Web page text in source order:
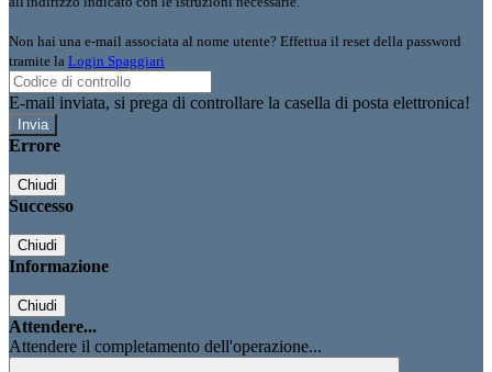
Non hai una e-mail associata al nome utente? Effettua il reset della password
tramite la Login Spaggiari
E-mail inviata, si prega di controllare la casella di posta elettronica!
Errore
Chiudi
Successo
Chiudi
Informazione
Chiudi
Attendere...
Attendere il completamento dell'operazione...